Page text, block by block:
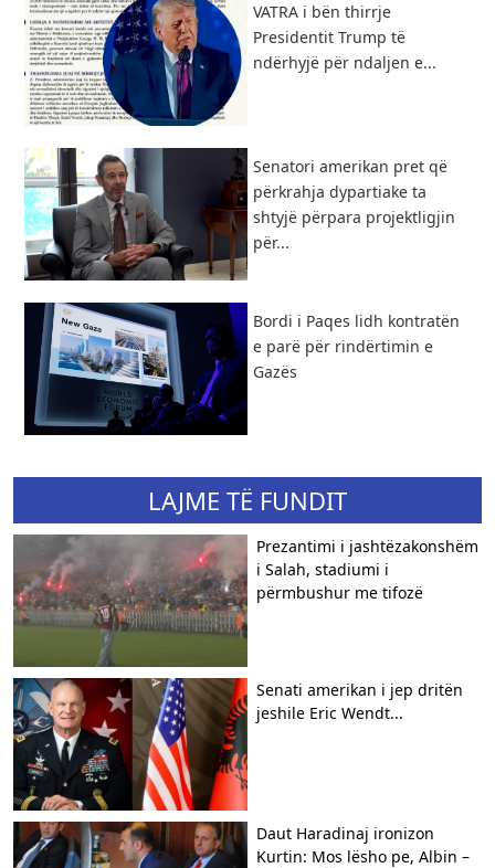
VATRA i bën thirrje
Presidentit Trump të
ndërhyjë për ndaljen e...
Senatori amerikan pret që
përkrahja dypartiake ta
shtyjë përpara projektligjin
për...
Bordi i Paqes lidh kontratën
e parë për rindërtimin e
Gazës
LAJME TË FUNDIT
Prezantimi i jashtëzakonshëm
i Salah, stadiumi i
përmbushur me tifozë
Senati amerikan i jep dritën
jeshile Eric Wendt...
Daut Haradinaj ironizon
Kurtin: Mos lësho pe, Albin –